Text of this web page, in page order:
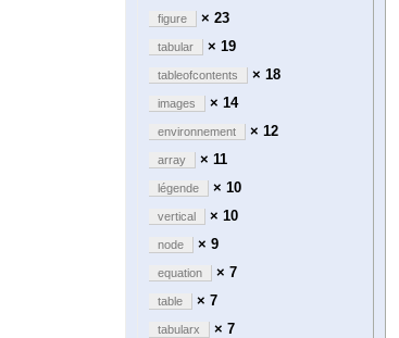
figure × 23
tabular × 19
tableofcontents × 18
images × 14
environnement × 12
array × 11
légende × 10
vertical × 10
node × 9
equation × 7
table × 7
tabularx × 7